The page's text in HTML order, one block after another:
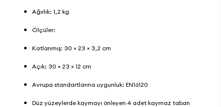
Ağırlık: 1,2 kg
Ölçüler:
Katlanmış: 30 × 23 × 3,2 cm
Açık: 30 × 23 × 12 cm
Avrupa standartlarına uygunluk: EN16120
Düz yüzeylerde kaymayı önleyen 4 adet kaymaz taban